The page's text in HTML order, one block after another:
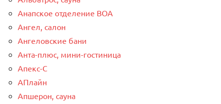
Анапское отделение ВОА
Ангел, салон
Ангеловские бани
Анта-плюс, мини-гостиница
Апекс-С
АПлайн
Апшерон, сауна